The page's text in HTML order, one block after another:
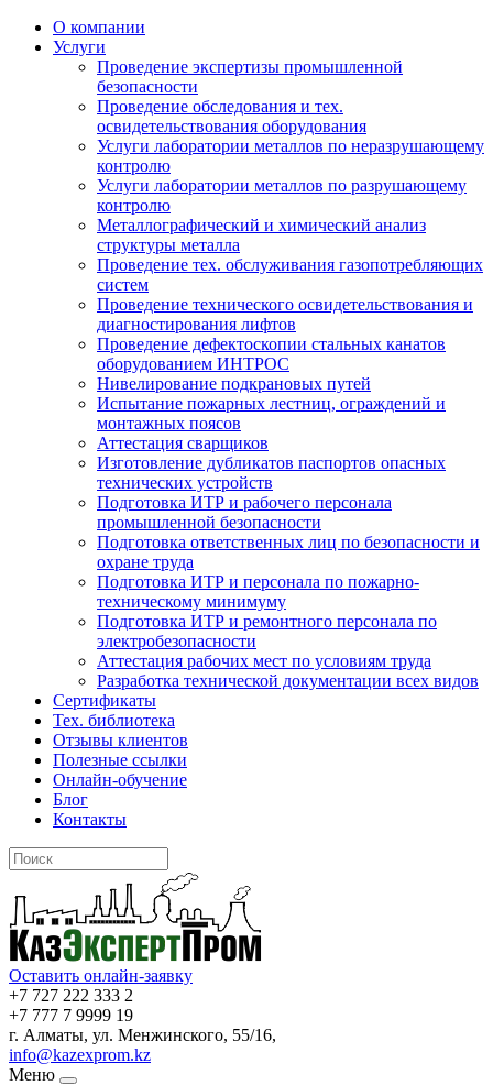
О компании
Услуги
Проведение экспертизы промышленной
безопасности
Проведение обследования и тех.
освидетельствования оборудования
Услуги лаборатории металлов по неразрушающему
контролю
Услуги лаборатории металлов по разрушающему
контролю
Металлографический и химический анализ
структуры металла
Проведение тех. обслуживания газопотребляющих
систем
Проведение технического освидетельствования и
диагностирования лифтов
Проведение дефектоскопии стальных канатов
оборудованием ИНТРОС
Нивелирование подкрановых путей
Испытание пожарных лестниц, ограждений и
монтажных поясов
Аттестация сварщиков
Изготовление дубликатов паспортов опасных
технических устройств
Подготовка ИТР и рабочего персонала
промышленной безопасности
Подготовка ответственных лиц по безопасности и
охране труда
Подготовка ИТР и персонала по пожарно-
техническому минимуму
Подготовка ИТР и ремонтного персонала по
электробезопасности
Аттестация рабочих мест по условиям труда
Разработка технической документации всех видов
Сертификаты
Тех. библиотека
Отзывы клиентов
Полезные ссылки
Онлайн-обучение
Блог
Контакты
Оставить онлайн-заявку
+7 727 222 333 2
+7 777 7 9999 19
г. Алматы, ул. Менжинского, 55/16,
info@kazexprom.kz
Меню